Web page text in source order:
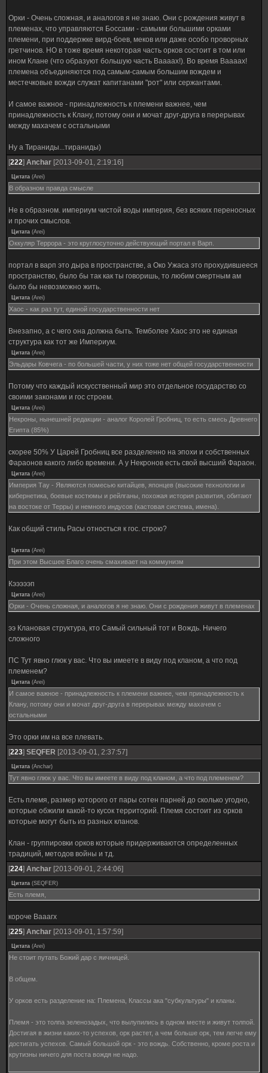
Орки - Очень сложная, и аналогов я не знаю. Они с рождения живут в
племенах, что управляются Боссами - самыми большими орками
племени, при поддержке вирд-боев, меков или даже особо проворных
гретчинов. НО в тоже время некоторая часть орков состоит в том или
ином Клане (что образуют большую часть Ваааах!). Во время Ваааах!
племена объединяются под самым-самым большим вождем и
местечковые вожди служат капитанами "рот" или сержантами.
И самое важное - принадлежность к племени важнее, чем
принадлежность к Клану, потому они и мочат друг-друга в перерывах
между махачем с остальными
Ну а Тираниды...тираниды)
[222] Anchar [2013-09-01, 2:19:16]
Цитата (Arei)
В образном правда смысле
Не в образном. империум чистой воды империя, без всяких переносных
и прочих смыслов.
Цитата (Arei)
Оккуляр Террора - это круглосуточно действующий портал в Варп.
портал в варп это дыра в пространстве, а Око Ужаса это прохудившееся
пространство, было бы так как ты говоришь, то любим смертным ам
было бы невозможно жить.
Цитата (Arei)
Хаос - как раз тут, единой государственности нет
Внезапно, а с чего она должна быть. Темболее Хаос это не единая
структура как тот же Империум.
Цитата (Arei)
Эльдары Ковчега - по большей части, у них тоже нет общей государственности
Потому что каждый искусственный мир это отдельное государство со
своими законами и гос строем.
Цитата (Arei)
Некроны, нынешней редакции - аналог Королей Гробниц, то есть смесь Древнего
Египта (85%)
скорее 50% У Царей Гробниц все разделенно на эпохи и собственных
Фараонов какого либо времени. А у Некронов есть свой высший Фараон.
Цитата (Arei)
Империя Тау - Являются помесью китайцев, японцев (высокие технологии и
кибернетика, боевые костюмы и рейлганы, похожая история развития, обитают
на востоке от Терры) и немного индусов (кастовая система, имена).
Как общий стиль Расы относться к гос. строю?
Цитата (Arei)
При этом Высшее Благо очень смахивает на коммунизм
Кэээээп
Цитата (Arei)
Орки - Очень сложная, и аналогов я не знаю. Они с рождения живут в племенах
ээ Клановая структура, кто Самый сильный тот и Вождь. Ничего
сложного
ПС Тут явно глюк у вас. Что вы имеете в виду под кланом, а что под
племенем?
Цитата (Arei)
И самое важное - принадлежность к племени важнее, чем принадлежность к
Клану, потому они и мочат друг-друга в перерывах между махачем с
остальными
Это орки им на все плевать.
[223] SEQFER [2013-09-01, 2:37:57]
Цитата (Anchar)
Тут явно глюк у вас. Что вы имеете в виду под кланом, а что под племенем?
Есть племя, размер которого от пары сотен парней до сколько угодно,
которые обжили какой-то кусок территорий. Племя состоит из орков
которые могут быть из разных кланов.
Клан - группировки орков которые придерживаются определенных
традиций, методов войны и тд.
[224] Anchar [2013-09-01, 2:44:06]
Цитата (SEQFER)
Есть племя,
короче Вааагх
[225] Anchar [2013-09-01, 1:57:59]
Цитата (Arei)
Не стоит путать Божий дар с яичницей.
В общем.
У орков есть разделение на: Племена, Классы ака "субкультуры" и кланы.
Племя - это толпа зеленозадых, что вылупились в одном месте и живут толпой.
Достигая в жизни каких-то успехов, орк растет, а чем больше орк, тем легче ему
достигать успехов. Самый большой орк - это вождь. Собственно, кроме роста и
крутизны ничего для поста вождя не надо.